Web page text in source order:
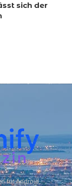
sich der
für Android,